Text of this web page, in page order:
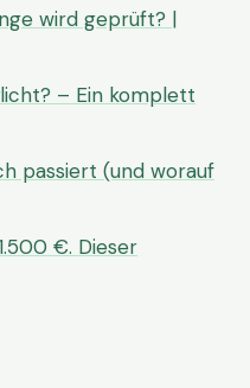
wird geprüft? |
– Ein komplett
passiert (und worauf
€. Dieser